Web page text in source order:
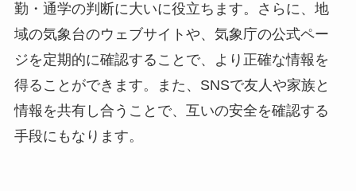
勤・通学の判断に大いに役立ちます。さらに、地
域の気象台のウェブサイトや、気象庁の公式ペー
ジを定期的に確認することで、より正確な情報を
得ることができます。また、SNSで友人や家族と
情報を共有し合うことで、互いの安全を確認する
手段にもなります。